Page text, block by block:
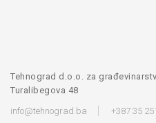
Tehnograd d.o.o. za
Turalibegova 48
info@tehnograd.ba
+387 35